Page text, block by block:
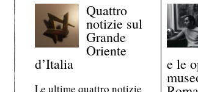
Quattro
notizie sul
Grande
Oriente
d’Italia
Le ultime quattro notizie
e le